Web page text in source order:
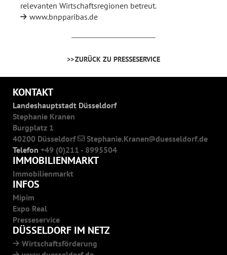
relevanten Wirtschaftsregionen betreut.
www.bnpparibas.de
ZURÜCK ZU PRESSESERVICE
KONTAKT
Landeshauptstadt Düsseldorf
Stephanie Kranen
Burgplatz 1
40200 Düsseldorf
Stephanie.Kranen
duesseldorf.de
Telefon +49 (0)211 - 8995504
IMMOBILIENMARKT
Immobilienmarkt
INFOS
Mipim
Expo Real
Presseservice
DÜSSELDORF IM NETZ
Wirtschaftsförderung